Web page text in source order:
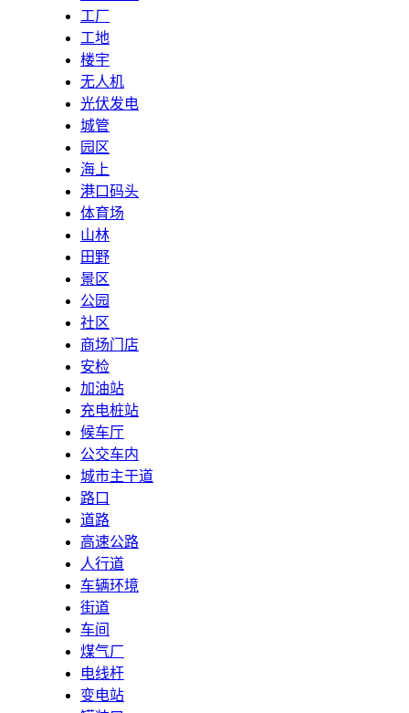
工厂
工地
楼宇
无人机
光伏发电
城管
园区
海上
港口码头
体育场
山林
田野
景区
公园
社区
商场门店
安检
加油站
充电桩站
候车厅
公交车内
城市主干道
路口
道路
高速公路
人行道
车辆环境
街道
车间
煤气厂
电线杆
变电站